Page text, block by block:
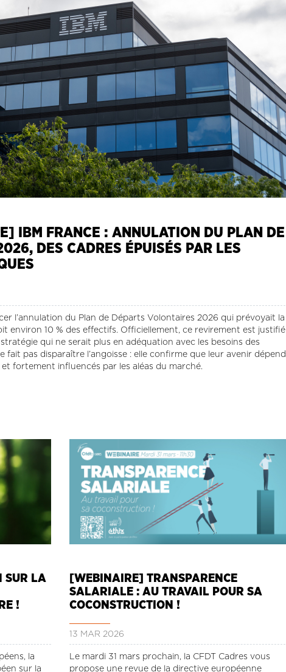
IBM FRANCE : ANNULATION DU PLAN DE
DES CADRES ÉPUISÉS PAR LES
l’annulation du Plan de Départs Volontaires 2026 qui prévoyait la
environ 10 % des effectifs. Officiellement, ce revirement est justifié
qui ne serait plus en adéquation avec les besoins des
fait pas disparaître l’angoisse : elle confirme que leur avenir dépend
fortement influencés par les aléas du marché.
SUR LA
!
la
sur la
[WEBINAIRE] TRANSPARENCE
SALARIALE : AU TRAVAIL POUR SA
COCONSTRUCTION !
13 MAR 2026
Le mardi 31 mars prochain, la CFDT Cadres vous
propose une revue de la directive européenne